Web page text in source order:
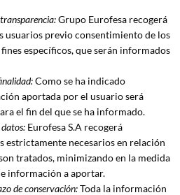
Grupo Eurofesa recogerá
usuarios previo consentimiento de los
específicos, que serán informados
Como se ha indicado
aportada por el usuario será
el fin del que se ha informado.
Eurofesa S.A recogerá
estrictamente necesarios en relación
tratados, minimizando en la medida
información a aportar.
de conservación:Toda la información